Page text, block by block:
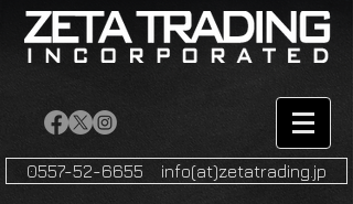
0557-52-6655 info(at)zetatrading.jp